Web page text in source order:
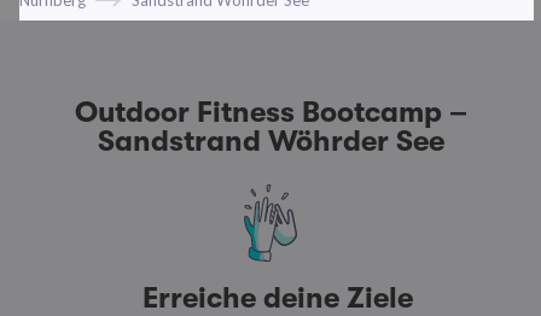
Outdoor Fitness Bootcamp –
Sandstrand Wöhrder See
Erreiche deine Ziele